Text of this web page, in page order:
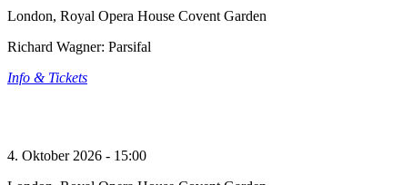
London, Royal Opera House Covent Garden
Richard Wagner: Parsifal
Info & Tickets
4. Oktober 2026 - 15:00